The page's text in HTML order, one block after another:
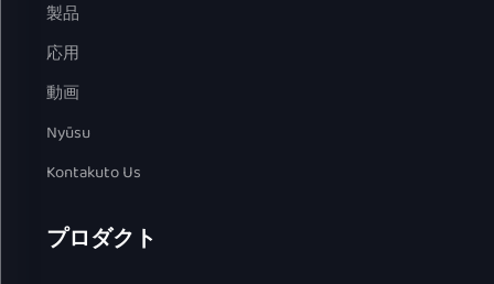
製品
応用
動画
Nyūsu
Kontakuto Us
プロダクト